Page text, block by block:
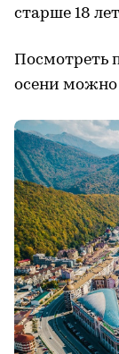
старше 18
Посмотреть
осени можно